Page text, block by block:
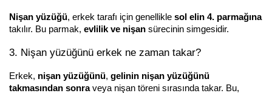
Nişan yüzüğü, erkek tarafı için genellikle sol elin 4. parmağına
takılır. Bu parmak, evlilik ve nişan sürecinin simgesidir.
3. Nişan yüzüğünü erkek ne zaman takar?
Erkek, nişan yüzüğünü, gelinin nişan yüzüğünü
takmasından sonra